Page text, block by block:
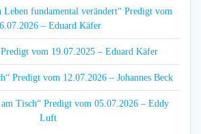
Leben fundamental verändert“ Predigt vom
– Eduard Käfer
vom 19.07.2025 – Eduard Käfer
Predigt vom 12.07.2026 – Johannes Beck
Tisch“ Predigt vom 05.07.2026 – Eddy
Luft